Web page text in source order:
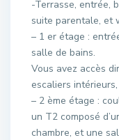
-Terrasse, entrée,
suite parentale, et
– 1 er étage :
salle de bains.
Vous avez accès
escaliers
– 2 ème étage :
un T2 composé
chambre, et une